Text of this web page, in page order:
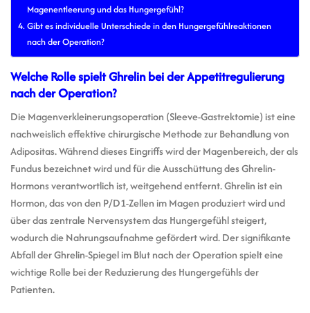
Magenentleerung und das Hungergefühl?
Gibt es individuelle Unterschiede in den Hungergefühlreaktionen
nach der Operation?
Welche Rolle spielt Ghrelin bei der Appetitregulierung
nach der Operation?
Die Magenverkleinerungsoperation (Sleeve-Gastrektomie) ist eine
nachweislich effektive chirurgische Methode zur Behandlung von
Adipositas. Während dieses Eingriffs wird der Magenbereich, der als
Fundus bezeichnet wird und für die Ausschüttung des Ghrelin-
Hormons verantwortlich ist, weitgehend entfernt. Ghrelin ist ein
Hormon, das von den P/D1-Zellen im Magen produziert wird und
über das zentrale Nervensystem das Hungergefühl steigert,
wodurch die Nahrungsaufnahme gefördert wird. Der signifikante
Abfall der Ghrelin-Spiegel im Blut nach der Operation spielt eine
wichtige Rolle bei der Reduzierung des Hungergefühls der
Patienten.